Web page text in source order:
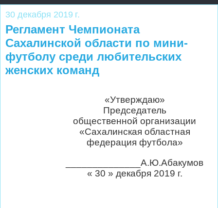
30 декабря 2019 г.
Регламент Чемпионата
Сахалинской области по мини-
футболу среди любительских
женских команд
«Утверждаю»
Председатель
общественной организации
«Сахалинская областная
федерация футбола»
______________А.Ю.Абакумов
« 30 » декабря 2019 г.